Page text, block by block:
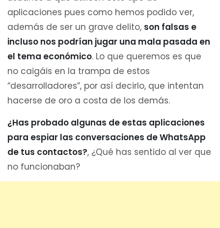
aplicaciones pues como hemos podido ver,
además de ser un grave delito, son falsas e
incluso nos podrían jugar una mala pasada en
el tema económico. Lo que queremos es que
no caigáis en la trampa de estos
“desarrolladores”, por así decirlo, que intentan
hacerse de oro a costa de los demás.
¿Has probado algunas de estas aplicaciones
para espiar las conversaciones de WhatsApp
de tus contactos?, ¿Qué has sentido al ver que
no funcionaban?